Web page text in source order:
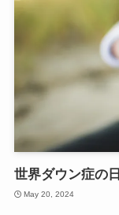
世界ダウン症の日
May 20, 2024